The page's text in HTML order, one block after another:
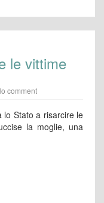
le vittime
comment
lo Stato a risarcire le
la moglie, una